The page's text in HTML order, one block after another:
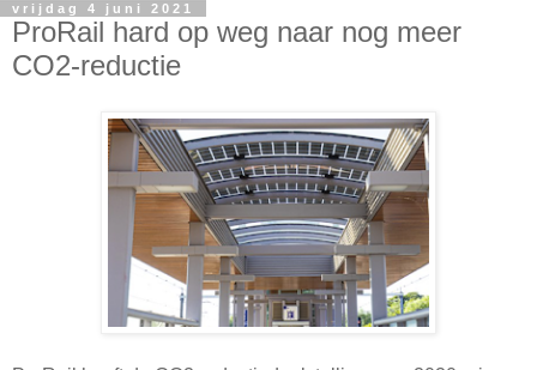
vrijdag 4 juni 2021
ProRail hard op weg naar nog meer
CO2-reductie